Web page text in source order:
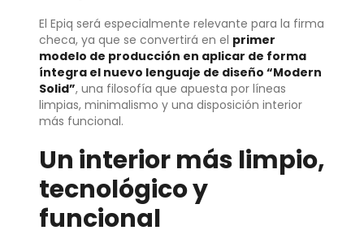
El Epiq será especialmente relevante para la firma
checa, ya que se convertirá en el primer
modelo de producción en aplicar de forma
íntegra el nuevo lenguaje de diseño “Modern
Solid”, una filosofía que apuesta por líneas
limpias, minimalismo y una disposición interior
más funcional.
Un interior más limpio,
tecnológico y
funcional